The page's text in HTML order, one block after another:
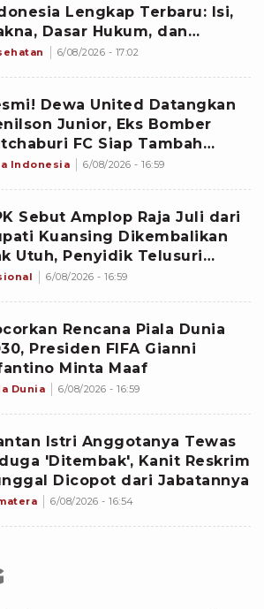
Lengkap Terbaru: Isi,
Dasar Hukum, dan
Etik Tenaga
6/08/2026 - 17:02
Dewa United Datangkan
Junior, Eks Bomber
FC Siap Tambah
Banten Warriors
Indonesia 6/08/2026 - 16:59
Sebut Amplop Raja Juli dari
Kuansing Dikembalikan
Utuh, Penyidik Telusuri
6/08/2026 - 16:59
Rencana Piala Dunia
Presiden FIFA Gianni
Minta Maaf
Dunia 6/08/2026 - 16:59
Istri Anggotanya Tewas
'Ditembak', Kanit Reskrim
Dicopot dari Jabatannya
6/08/2026 - 16:54